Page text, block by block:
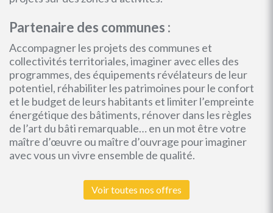
Partenaire des communes :
Accompagner les projets des communes et
collectivités territoriales, imaginer avec elles des
programmes, des équipements révélateurs de leur
potentiel, réhabiliter les patrimoines pour le confort
et le budget de leurs habitants et limiter l’empreinte
énergétique des bâtiments, rénover dans les règles
de l’art du bâti remarquable… en un mot être votre
maître d’œuvre ou maître d’ouvrage pour imaginer
avec vous un vivre ensemble de qualité.
Voir toutes nos offres